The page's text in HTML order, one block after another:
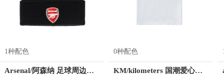
1种配色
Arsenal/阿森纳 足球周边纪念品针织冷帽
0种配色
KM/kilometers 国潮爱心短袖T恤 M2X2108466